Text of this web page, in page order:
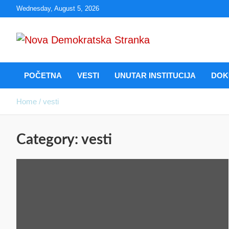
Wednesday, August 5, 2026
Nova Demokratska
Stranka
POČETNA VESTI UNUTAR INSTITUCIJA
Home vesti
Category: vesti